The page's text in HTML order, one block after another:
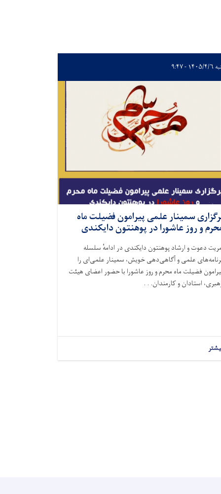
۶ - ۹:۴۷
سمینار علمی پیرامون فضیلت ماه
و روز عاشورا در پوهنتون دایکندی
دعوت و ارشاد پوهنتون دایکندی در ادامهٔ سلسله
علمی و آگاهی‌دهی خویش، سمینار علمی‌ای را
فضیلت ماه محرم و روز عاشورا با حضور اعضای هیئت
استادان و کارمندان. . .